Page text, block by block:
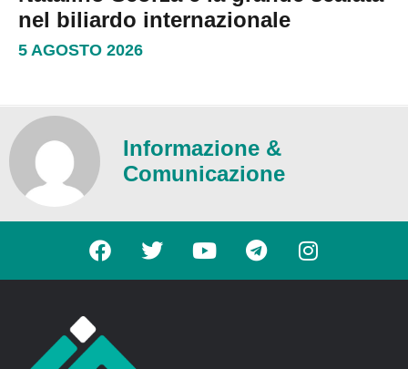
nel biliardo internazionale
5 AGOSTO 2026
Informazione &
Comunicazione